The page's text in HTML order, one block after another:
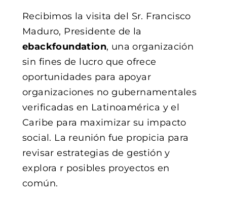
Recibimos la visita del Sr. Francisco
Maduro, Presidente de la
ebackfoundation, una organización
sin fines de lucro que ofrece
oportunidades para apoyar
organizaciones no gubernamentales
verificadas en Latinoamérica y el
Caribe para maximizar su impacto
social. La reunión fue propicia para
revisar estrategias de gestión y
explora r posibles proyectos en
común.